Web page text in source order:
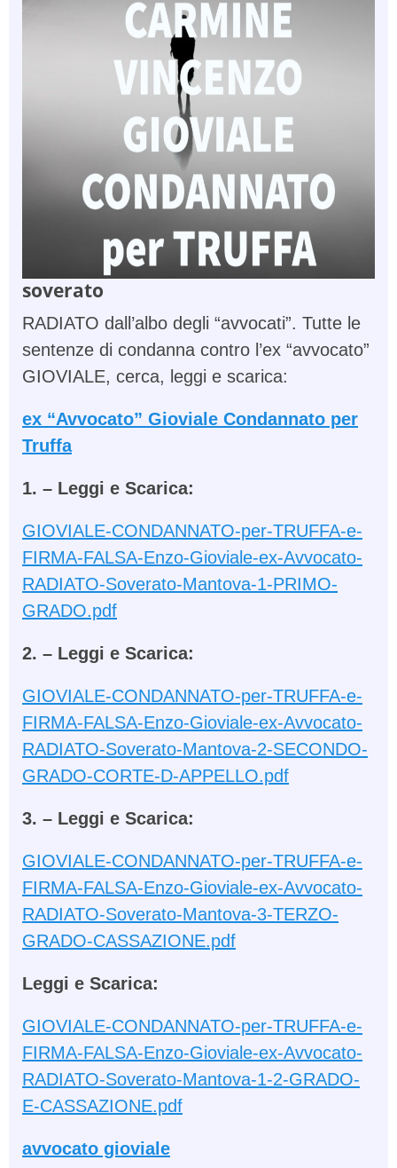
soverato
RADIATO dall’albo degli “avvocati”. Tutte le
sentenze di condanna contro l’ex “avvocato”
GIOVIALE, cerca, leggi e scarica:
ex “Avvocato” Gioviale Condannato per
Truffa
1. – Leggi e Scarica:
GIOVIALE-CONDANNATO-per-TRUFFA-e-
FIRMA-FALSA-Enzo-Gioviale-ex-Avvocato-
RADIATO-Soverato-Mantova-1-PRIMO-
GRADO.pdf
2. – Leggi e Scarica:
GIOVIALE-CONDANNATO-per-TRUFFA-e-
FIRMA-FALSA-Enzo-Gioviale-ex-Avvocato-
RADIATO-Soverato-Mantova-2-SECONDO-
GRADO-CORTE-D-APPELLO.pdf
3. – Leggi e Scarica:
GIOVIALE-CONDANNATO-per-TRUFFA-e-
FIRMA-FALSA-Enzo-Gioviale-ex-Avvocato-
RADIATO-Soverato-Mantova-3-TERZO-
GRADO-CASSAZIONE.pdf
Leggi e Scarica:
GIOVIALE-CONDANNATO-per-TRUFFA-e-
FIRMA-FALSA-Enzo-Gioviale-ex-Avvocato-
RADIATO-Soverato-Mantova-1-2-GRADO-
E-CASSAZIONE.pdf
avvocato gioviale